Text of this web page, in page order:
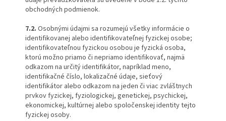
obchodných podmienok.
7.2. Osobnými údajmi sa rozumejú všetky informácie o
identifikovanej alebo identifikovateľnej fyzickej osobe;
identifikovateľnou fyzickou osobou je fyzická osoba,
ktorú možno priamo či nepriamo identifikovať, najmä
odkazom na určitý identifikátor, napríklad meno,
identifikačné číslo, lokalizačné údaje, sieťový
identifikátor alebo odkazom na jeden či viac zvláštnych
prvkov fyzickej, fyziologickej, genetickej, psychickej,
ekonomickej, kultúrnej alebo spoločenskej identity tejto
fyzickej osoby.